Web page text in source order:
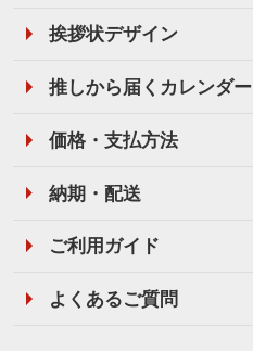
挨拶状デザイン
推しから届くカレンダー
価格・支払方法
納期・配送
ご利用ガイド
よくあるご質問